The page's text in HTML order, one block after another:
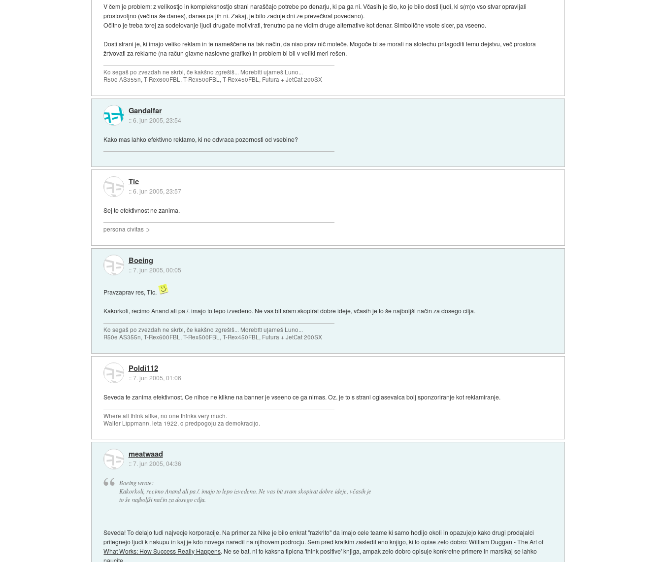
V čem je problem: z velikostjo in kompleksnostjo strani naraščajo potrebe po denarju, ki pa ga ni. Včasih je šlo, ko je bilo dosti ljudi, ki s(m)o vso stvar opravljali
prostovoljno (večina še danes), danes pa jih ni. Zakaj, je bilo zadnje dni že prevečkrat povedano).
Očitno je treba torej za sodelovanje ljudi drugače motivirati, trenutno pa ne vidim druge alternative kot denar. Simbolične vsote sicer, pa vseeno.
Dosti strani je, ki imajo veliko reklam in te nameščene na tak način, da niso prav nič moteče. Mogoče bi se morali na slotechu prilagoditi temu dejstvu, več prostora
žrtvovati za reklame (na račun glavne naslovne grafike) in problem bi bil v veliki meri rešen.
Ko segaš po zvezdah ne skrbi, če kakšno zgrešiš... Morebiti ujameš Luno...
R50e AS355n, T-Rex600FBL, T-Rex500FBL, T-Rex450FBL, Futura + JetCat 200SX
Gandalfar
::6. jun 2005, 23:54
Kako mas lahko efektivno reklamo, ki ne odvraca pozornosti od vsebine?
Tic
::6. jun 2005, 23:57
Sej te efektivnost ne zanima.
persona civitas ;>
Boeing
::7. jun 2005, 00:05
Pravzaprav res, Tic.
Kakorkoli, recimo Anand ali pa /. imajo to lepo izvedeno. Ne vas bit sram skopirat dobre ideje, včasih je to še najboljši način za dosego cilja.
Ko segaš po zvezdah ne skrbi, če kakšno zgrešiš... Morebiti ujameš Luno...
R50e AS355n, T-Rex600FBL, T-Rex500FBL, T-Rex450FBL, Futura + JetCat 200SX
Poldi112
::7. jun 2005, 01:06
Seveda te zanima efektivnost. Ce nihce ne klikne na banner je vseeno ce ga nimas. Oz. je to s strani oglasevalca bolj sponzoriranje kot reklamiranje.
Where all think alike, no one thinks very much.
Walter Lippmann, leta 1922, o predpogoju za demokracijo.
meatwaad
::7. jun 2005, 04:36
Boeing wrote:
Kakorkoli, recimo Anand ali pa /. imajo to lepo izvedeno. Ne vas bit sram skopirat dobre ideje, včasih je
to še najboljši način za dosego cilja.
Seveda! To delajo tudi najvecje korporacije. Na primer za Nike je bilo enkrat "razkrito" da imajo cele teame ki samo hodijo okoli in opazujejo kako drugi prodajalci
pritegnejo ljudi k nakupu in kaj je kdo novega naredil na njihovem podrocju. Sem pred kratkim zasledil eno knjigo, ki to opise zelo dobro:William Duggan - The Art of
What Works: How Success Really Happens. Ne se bat, ni to kaksna tipicna 'think positive' knjiga, ampak zelo dobro opisuje konkretne primere in marsikaj se lahko